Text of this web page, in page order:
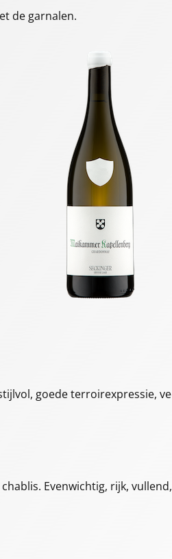
de garnalen.
goede terroirexpressie,
Evenwichtig, rijk, vullend,